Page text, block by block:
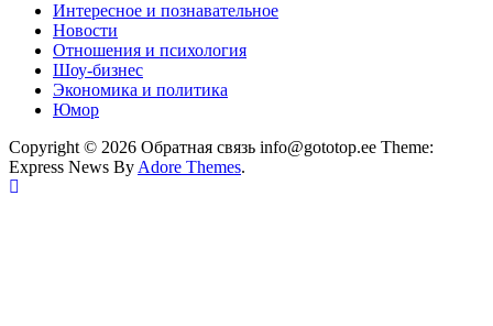
Интересное и познавательное
Новости
Отношения и психология
Шоу-бизнес
Экономика и политика
Юмор
Copyright © 2026 Обратная связь info@gototop.ee Theme:
Express News By Adore Themes.